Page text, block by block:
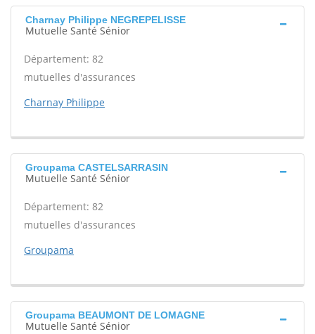
Charnay Philippe NEGREPELISSE
Mutuelle Santé Sénior
Département: 82
mutuelles d'assurances
Charnay Philippe
Groupama CASTELSARRASIN
Mutuelle Santé Sénior
Département: 82
mutuelles d'assurances
Groupama
Groupama BEAUMONT DE LOMAGNE
Mutuelle Santé Sénior